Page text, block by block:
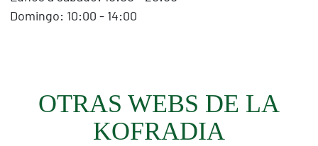
Domingo: 10:00 - 14:00
OTRAS WEBS DE LA
KOFRADIA